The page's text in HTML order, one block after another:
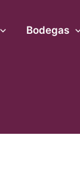
Bodegas
s